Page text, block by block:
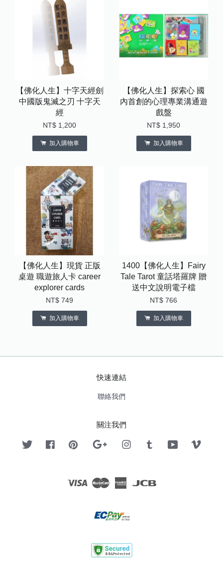
【佛化人生】十字天經劍
中國版鬼滅之刃 十字天
經
NT$ 1,200
加入購物車
【佛化人生】探索心 國
內首創的心理專業溝通遊
戲盤
NT$ 1,950
加入購物車
【佛化人生】現貨 正版
桌遊 職遊旅人卡 career
explorer cards
NT$ 749
加入購物車
1400【佛化人生】Fairy
Tale Tarot 童話塔羅牌 贈
送中文說明電子檔
NT$ 766
加入購物車
快速連結
聯絡我們
關注我們
Twitter FacebookPinterest Google InstagramTumblr YouTube
Visa Master American